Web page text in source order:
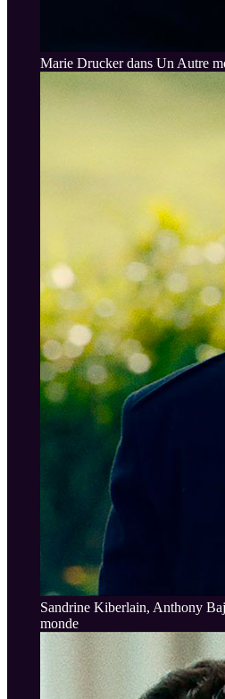
Marie Drucker dans Un Autre
Sandrine Kiberlain, Anthony
monde